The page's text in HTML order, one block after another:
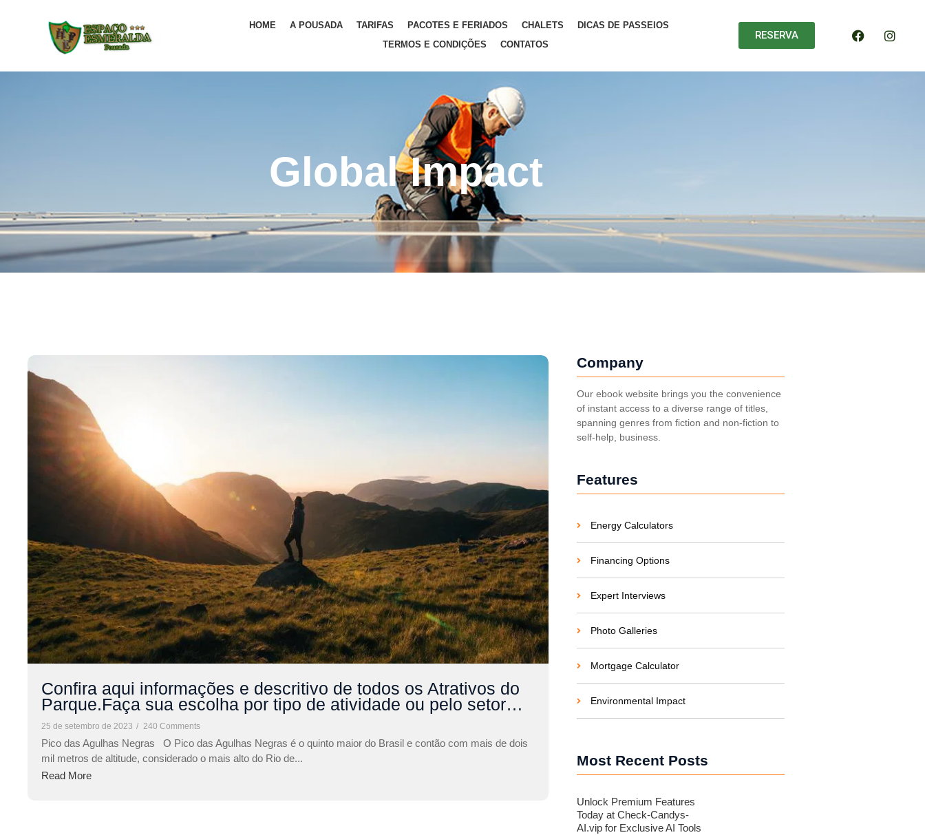
HOME A POUSADA TARIFAS PACOTES E FERIADOS CHALETS
DICAS DE PASSEIOS
TERMOS E CONDIÇÕES
CONTATOS
RESERVA
Global Impact
Confira aqui informações e descritivo de todos os Atrativos do
Parque.Faça sua escolha por tipo de atividade ou pelo setor…
25 de setembro de 2023 / 240 Comments
Pico das Agulhas Negras O Pico das Agulhas Negras é o quinto maior do Brasil e contão com mais de dois
mil metros de altitude, considerado o mais alto do Rio de...
Read More
Company
Our ebook website brings you the convenience
of instant access to a diverse range of titles,
spanning genres from fiction and non-fiction to
self-help, business.
Features
Energy Calculators
Financing Options
Expert Interviews
Photo Galleries
Mortgage Calculator
Environmental Impact
Most Recent Posts
Unlock Premium Features
Today at Check-Candys-
AI.vip for Exclusive AI Tools